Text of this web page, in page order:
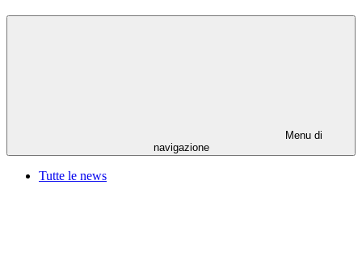
Menu di
navigazione
Tutte le news